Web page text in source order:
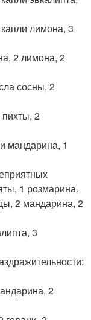
лимона, 3
2 лимона, 2
сосны, 2
2
мандарина, 1
1 розмарина.
2 мандарина, 2
3
2